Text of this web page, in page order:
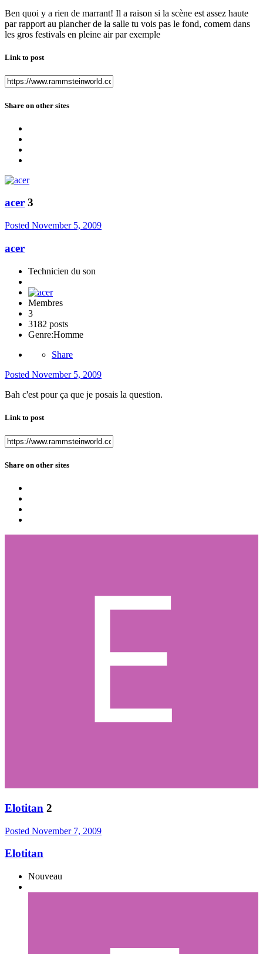
Ben quoi y a rien de marrant! Il a raison si la scène est assez haute
par rapport au plancher de la salle tu vois pas le fond, comem dans
les gros festivals en pleine air par exemple
Link to post
Share on other sites
acer 3
Posted November 5, 2009
acer
Technicien du son
Membres
3
3182 posts
Genre:Homme
Share
Posted November 5, 2009
Bah c'est pour ça que je posais la question.
Link to post
Share on other sites
Elotitan 2
Posted November 7, 2009
Elotitan
Nouveau